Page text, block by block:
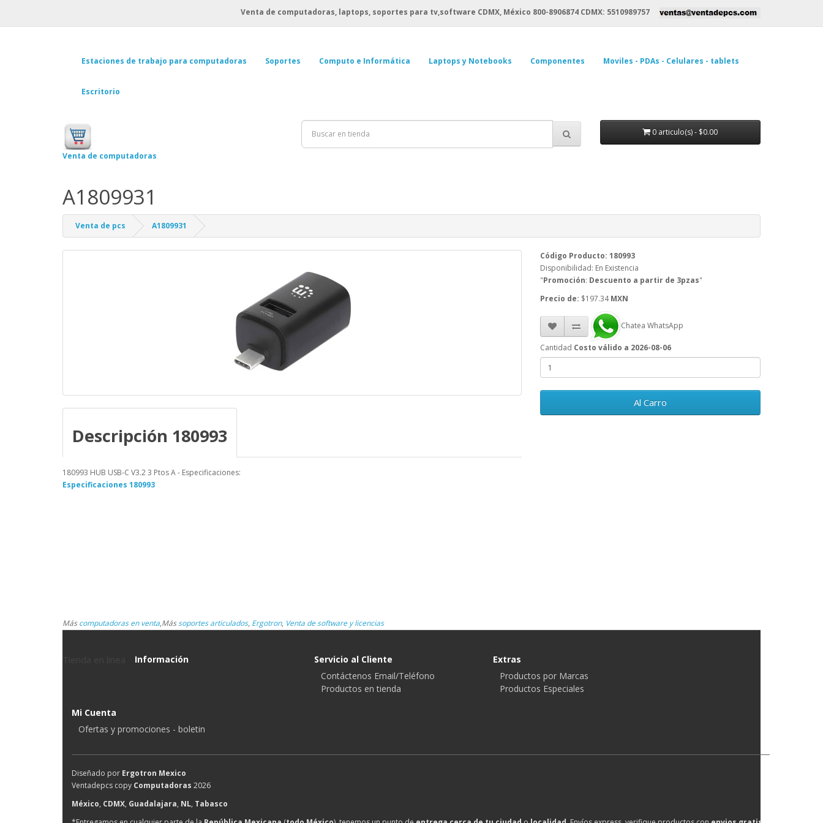
Venta de computadoras, laptops, soportes para tv,software CDMX, México 800-8906874 CDMX: 5510989757
Estaciones de trabajo para computadoras Soportes Computo e Informática Laptops y Notebooks Componentes Moviles - PDAs - Celulares - tablets
Escritorio
Venta de computadoras
0 articulo(s) - $0.00
A1809931
Venta de pcs A1809931
Descripción 180993
180993 HUB USB-C V3.2 3 Ptos A - Especificaciones:
Código Producto: 180993
Disponibilidad: En Existencia
"Promoción: Descuento a partir de 3pzas"
Precio de: $197.34MXN
Chatea WhatsApp
Cantidad Costo válido a 2026-08-06
Al Carro
Especificaciones 180993
Máscomputadoras en venta,Mássoportes articulados, Ergotron, Venta de software y licencias
Información
Servicio al Cliente
Contáctenos Email/Teléfono
Productos en tienda
Extras
Productos por Marcas
Productos Especiales
Mi Cuenta
Ofertas y promociones - boletin
Diseñado por Ergotron Mexico
Ventadepcs copy Computadoras 2026
México, CDMX, Guadalajara, NL, Tabasco